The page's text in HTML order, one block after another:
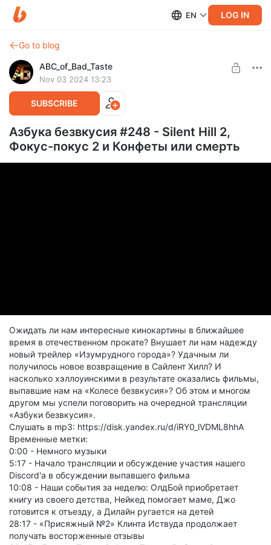
EN LOG IN
Go to blog
ABC_of_Bad_Taste
Nov 03 2024 13:23
SUBSCRIBE
Азбука безвкусия #248 - Silent Hill 2,
Фокус-покус 2 и Конфеты или смерть
Ожидать ли нам интересные кинокартины в ближайшее
время в отечественном прокате? Внушает ли нам надежду
новый трейлер «Изумрудного города»? Удачным ли
получилось новое возвращение в Сайлент Хилл? И
насколько хэллоуинскими в результате оказались фильмы,
выпавшие нам на «Колесе безвкусия»? Об этом и многом
другом мы успели поговорить на очередной трансляции
«Азбуки безвкусия».
Слушать в mp3: https://disk.yandex.ru/d/iRY0_lVDML8hhA
Временные метки:
0:00 - Немного музыки
5:17 - Начало трансляции и обсуждение участия нашего
Discord'а в обсуждении выпавшего фильма
10:08 - Наши события за неделю: ОлдБой приобретает
книгу из своего детства, Нейкед помогает маме, Джо
готовится к отъезду, а Дилайн ругается на детей
28:17 - «Присяжный №2» Клинта Иствуда продолжает
получать восторженные отзывы